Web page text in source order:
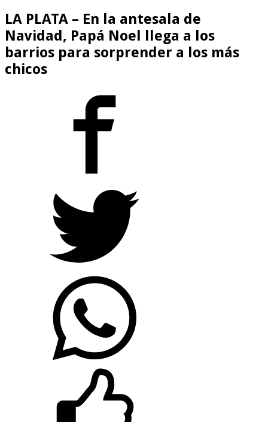
LA PLATA – En la antesala de
Navidad, Papá Noel llega a los
barrios para sorprender a los más
chicos